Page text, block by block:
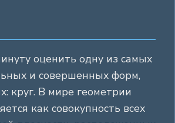
оценить одну из самых
и совершенных форм,
круг. В мире геометрии
как совокупность всех